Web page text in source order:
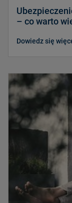
– co warto
Dowiedz się